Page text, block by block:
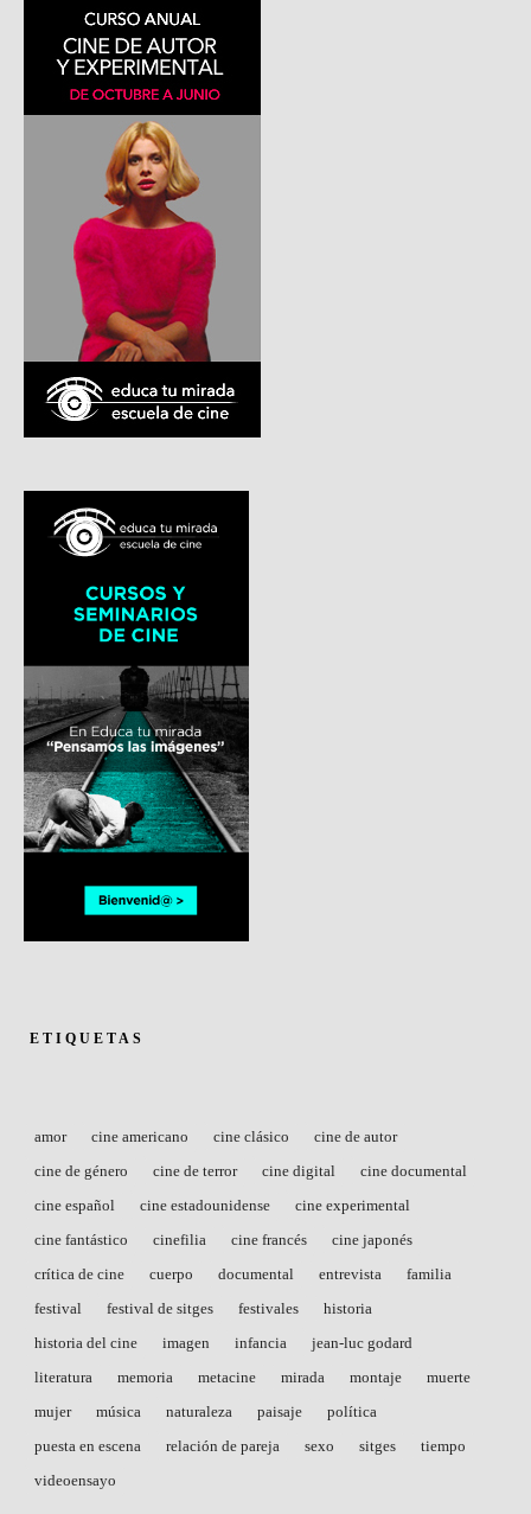
ETIQUETAS
amor cine americano cine clásico
cine de autor
cine de género
cine de terror cine digital
cine documental
cine español
cine estadounidense
cine experimental
cine fantástico
cinefilia cine francés
cine japonés
crítica de cine
cuerpo documental entrevista
familia
festival
festival de sitges festivales
historia
historia del cine
imagen infancia
jean-luc godard
literatura
memoria metacine mirada montaje
muerte
mujer
música naturaleza paisaje
política
puesta en escena
relación de pareja sexo sitges
tiempo
videoensayo